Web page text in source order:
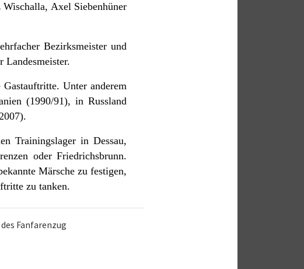
Axel Siebenhüner
Bezirksmeister und
Landesmeister.
Unter anderem
(1990/91), in Russland
Trainingslager in Dessau,
oder Friedrichsbrunn.
Märsche zu festigen,
zu tanken.
Fanfarenzug